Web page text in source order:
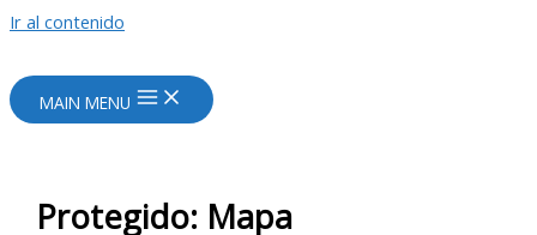
Ir al contenido
MAIN MENU
Protegido: Mapa